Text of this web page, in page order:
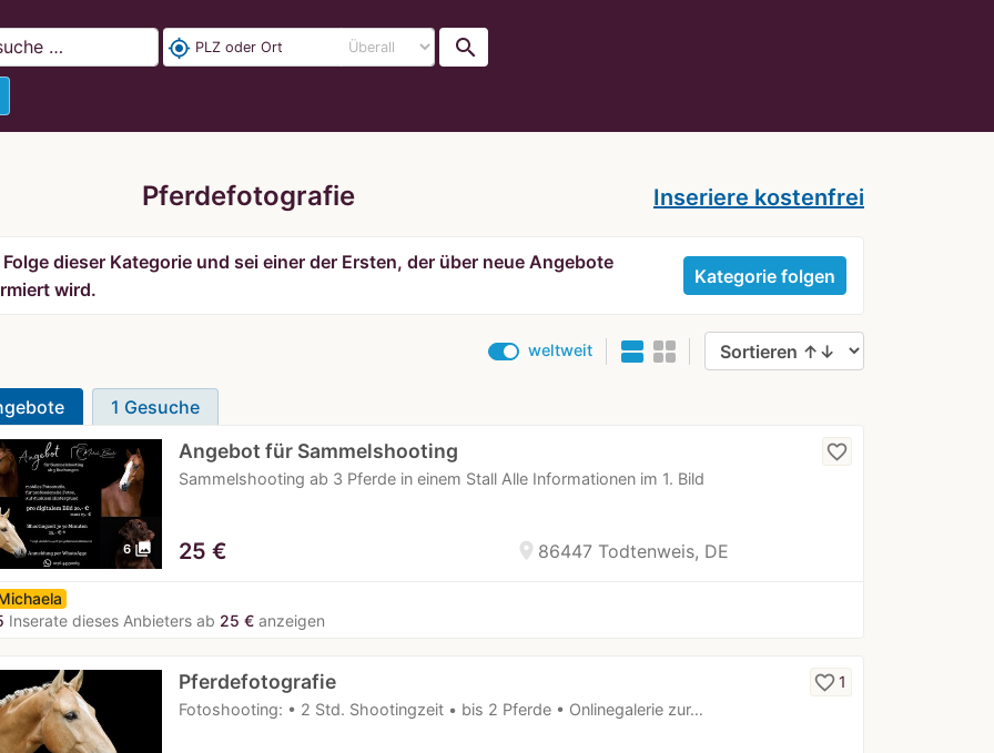
my_location search
Pferdefotografie Inseriere kostenfrei
Folge dieser Kategorie und sei einer der Ersten, der über neue Angebote
wird.
Kategorie folgen
weltweit
1 Gesuche
6 photo_library
Angebot für Sammelshooting
Sammelshooting ab 3 Pferde in einem Stall Alle Informationen im 1. Bild
favorite_border
location_on 86447 Todtenweis, DE
25 €
Inserate dieses Anbieters ab 25 € anzeigen
Pferdefotografie
Fotoshooting: • 2 Std. Shootingzeit • bis 2 Pferde • Onlinegalerie zur…
favorite_border1